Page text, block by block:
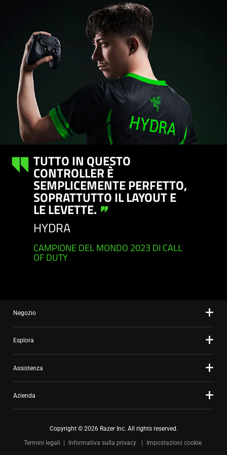
TUTTO IN QUESTO
CONTROLLER È
SEMPLICEMENTE PERFETTO,
SOPRATTUTTO IL LAYOUT E
LE LEVETTE.
HYDRA
CAMPIONE DEL MONDO 2023 DI CALL
OF DUTY
Negozio
Esplora
Assistenza
Azienda
Copyright © 2026 Razer Inc. All rights reserved.
Termini legali
Informativa sulla privacy Impostazioni cookie